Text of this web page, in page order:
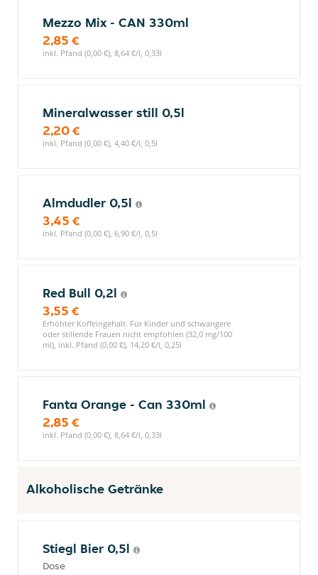
Mezzo Mix - CAN 330ml
2,85 €
inkl. Pfand (0,00 €), 8,64 €/l, 0,33l
Mineralwasser still 0,5l
2,20 €
inkl. Pfand (0,00 €), 4,40 €/l, 0,5l
Almdudler 0,5l
3,45 €
inkl. Pfand (0,00 €), 6,90 €/l, 0,5l
Red Bull 0,2l
3,55 €
Erhöhter Koffeingehalt. Für Kinder und schwangere
oder stillende Frauen nicht empfohlen (32,0 mg/100
ml), inkl. Pfand (0,00 €), 14,20 €/l, 0,25l
Fanta Orange - Can 330ml
2,85 €
inkl. Pfand (0,00 €), 8,64 €/l, 0,33l
Alkoholische Getränke
Stiegl Bier 0,5l
Dose